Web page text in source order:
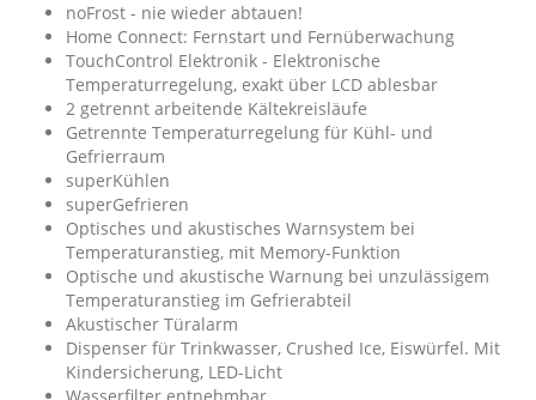
noFrost - nie wieder abtauen!
Home Connect: Fernstart und Fernüberwachung
TouchControl Elektronik - Elektronische
Temperaturregelung, exakt über LCD ablesbar
2 getrennt arbeitende Kältekreisläufe
Getrennte Temperaturregelung für Kühl- und
Gefrierraum
superKühlen
superGefrieren
Optisches und akustisches Warnsystem bei
Temperaturanstieg, mit Memory-Funktion
Optische und akustische Warnung bei unzulässigem
Temperaturanstieg im Gefrierabteil
Akustischer Türalarm
Dispenser für Trinkwasser, Crushed Ice, Eiswürfel. Mit
Kindersicherung, LED-Licht